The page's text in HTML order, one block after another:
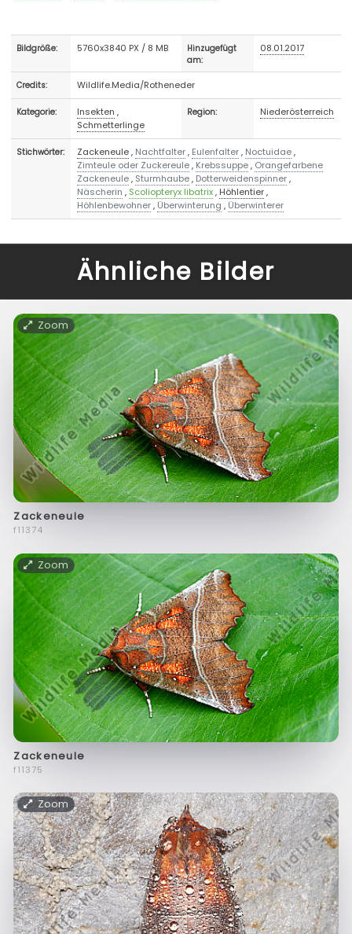
Bildgröße: 5760x3840 PX / 8 MB
Hinzugefügt
am:
08.01.2017
Credits: Wildlife.Media/Rotheneder
Kategorie: Insekten ,
Schmetterlinge
Region: Niederösterreich
Stichwörter: Zackeneule, Nachtfalter, Eulenfalter, Noctuidae,
Zimteule oder Zuckereule, Krebssuppe, Orangefarbene
Zackeneule, Sturmhaube, Dotterweidenspinner,
Näscherin , Scoliopteryx libatrix, Höhlentier,
Höhlenbewohner, Überwinterung , Überwinterer
Ähnliche Bilder
Zoom
Zackeneule
f11374
Zoom
Zackeneule
f11375
Zoom